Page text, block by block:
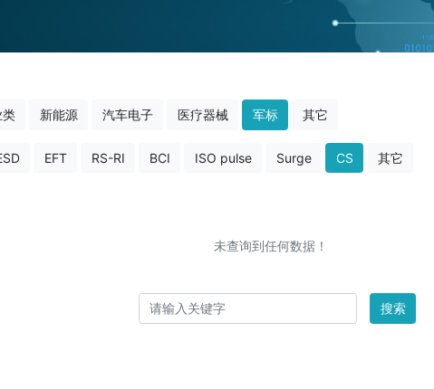
类 新能源 汽车电子 医疗器械 军标 其它
EFT RS-RI BCI ISO pulse Surge CS 其它
未查询到任何数据！
搜索